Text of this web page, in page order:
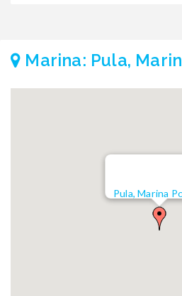
Marina: Pula,
Pula, Marina